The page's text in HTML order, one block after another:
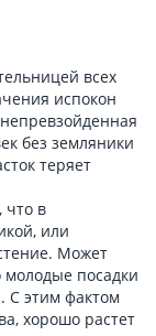
всех
испокон
без земляники
теряет
что в
или
Может
молодые посадки
С этим фактом
хорошо растет